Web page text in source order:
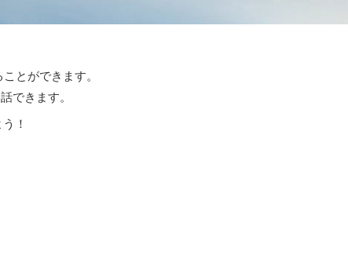
とができます。
できます。
！